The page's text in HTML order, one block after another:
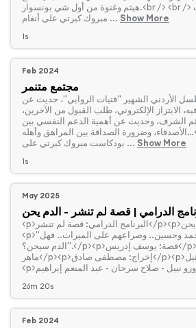
هيثم وغنوة من أول شي بونسوار.<br /> <br /> استمع إلى بودكاست
مبروك كبرتي على أنغام ... Show More
1s
Feb 2024
مجتمع متنمر
الأردني الشهير "فتيات الروابي"، حديث عن
الابتزاز الإلكتروني، طلب القبول من الآخرين،
الشرف، وحديث عن أهمية الدعم النفسي بين
الأصدقاء، وضرورة الصداقة بين المراهق وأهله…<br /> <br /> استمع إلى
بودكاست مبروك كبرتي على ... Show More
1s
May 2025
الدرامي | قصة لم تنشر - الدم يحن
<p>"مع.. الأخوات بدوي ومحمد وحسين.. وصراعهم على الميراث.. فهل
الدم سيحن؟".</p><p>قصة: يوسف إدريس</p><p>إعداد: محمد علي
ماهر</p><p>إخراج: مصطفى صادق</p><p>اشترك في التمثيل:</p>
26m 20s
Feb 2024